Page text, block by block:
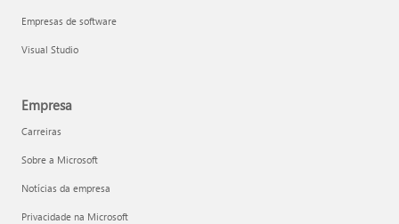
Empresas de software
Visual Studio
Empresa
Carreiras
Sobre a Microsoft
Notícias da empresa
Privacidade na Microsoft